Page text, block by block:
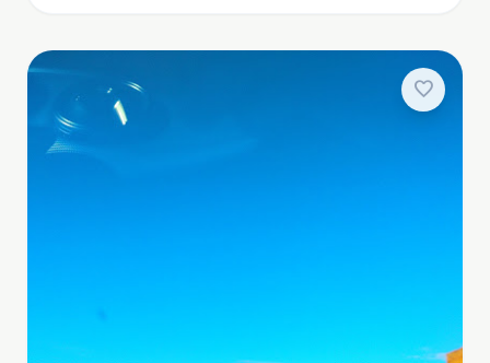
favorite